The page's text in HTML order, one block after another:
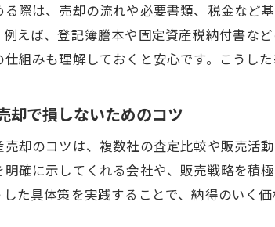
不動
宇都
不動
不動
宇都宮市
不動
際は、売却の流れや必要書類、税金など
例えば、登記簿謄本や固定資産税納付書な
組みも理解しておくと安心です。こうし
却で損しないためのコツ
却のコツは、複数社の査定比較や販売活
確に示してくれる会社や、販売戦略を積
た具体策を実践することで、納得のいく価